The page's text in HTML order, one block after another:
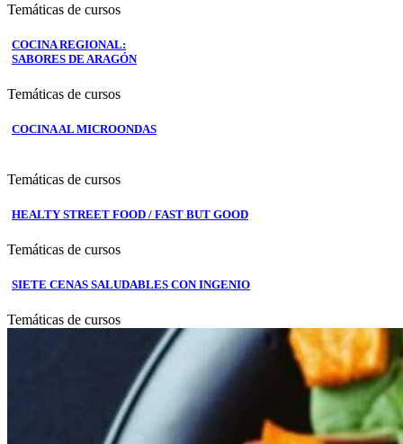
Temáticas de cursos
COCINA REGIONAL:
SABORES DE ARAGÓN
Temáticas de cursos
COCINA AL MICROONDAS
Temáticas de cursos
HEALTY STREET FOOD / FAST BUT GOOD
Temáticas de cursos
SIETE CENAS SALUDABLES CON INGENIO
Temáticas de cursos